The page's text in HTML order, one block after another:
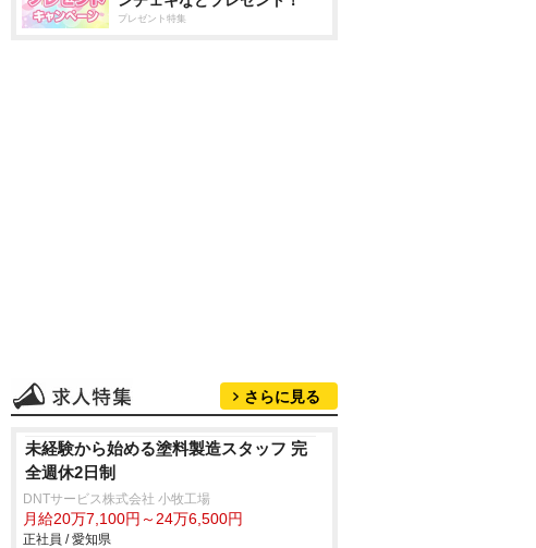
プレゼント特集
さらに見る
未経験から始める塗料製造スタッフ 完
全週休2日制
DNTサービス株式会社 小牧工場
月給20万7,100円～24万6,500円
正社員 / 愛知県